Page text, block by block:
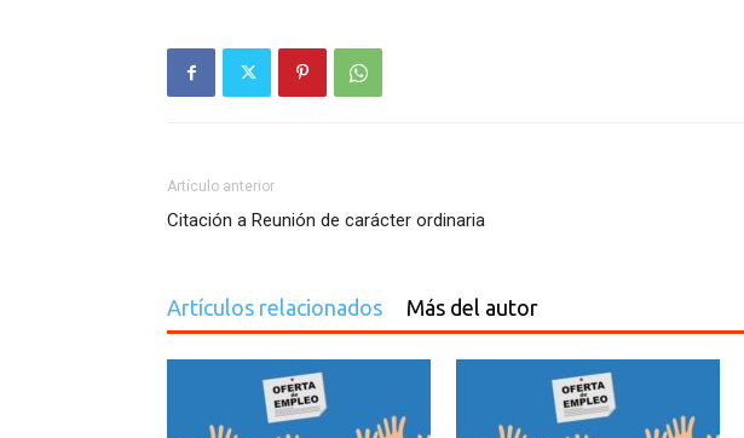
Artículo anterior
Citación a Reunión de carácter ordinaria
Artículos relacionados Más del autor